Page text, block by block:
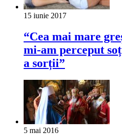
15 iunie 2017
“Cea mai mare
mi-am perceput
a sorții”
5 mai 2016